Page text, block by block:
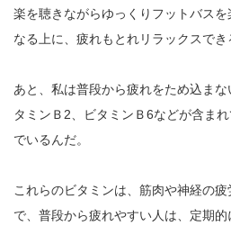
楽を聴きながらゆっくりフットバス
なる上に、疲れもとれリラックスでき
あと、私は普段から疲れをため込ま
タミンＢ2、ビタミンＢ6などが含ま
でいるんだ。
これらのビタミンは、筋肉や神経の
で、普段から疲れやすい人は、定期